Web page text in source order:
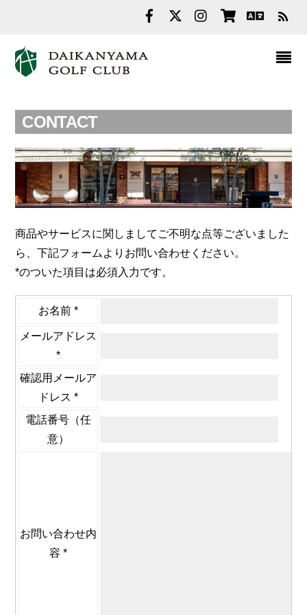
CONTACT
商品やサービスに関しましてご不明な点等ございました
ら、下記フォームよりお問い合わせください。
*のついた項目は必須入力です。
お名前 *
メールアドレス
*
確認用メールア
ドレス *
電話番号（任
意）
お問い合わせ内
容 *